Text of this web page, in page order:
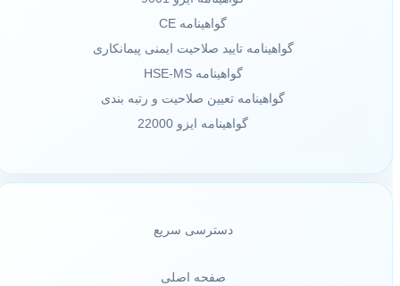
گواهینامه CE
گواهینامه تایید صلاحیت ایمنی پیمانکاری
گواهینامه HSE-MS
گواهینامه تعیین صلاحیت و رتبه بندی
گواهینامه ایزو 22000
دسترسی سریع
صفحه اصلی